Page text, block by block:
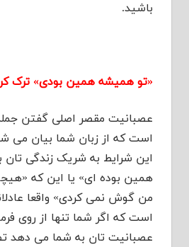
باشید.
«تو همیشه همین بودی» ترک
عصبانیت مقصر اصلی گفتن
است که از زبان شما بیان می
این شرایط به شریک زندگی تان
همین بوده ای» یا این که
من گوش نمی کردی» واقعا
است که اگر شما تنها از روی
عصبانیت تان به شما می دهد